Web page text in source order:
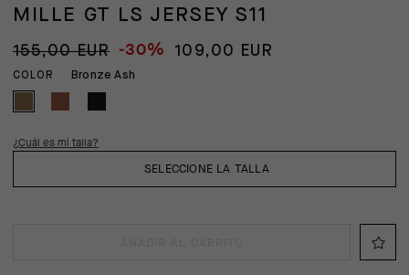
MILLE GT LS JERSEY S11
155,00 EUR -30% 109,00 EUR
COLOR Bronze Ash
SELECCIONE LA TALLA
¿Cuál es mi talla?